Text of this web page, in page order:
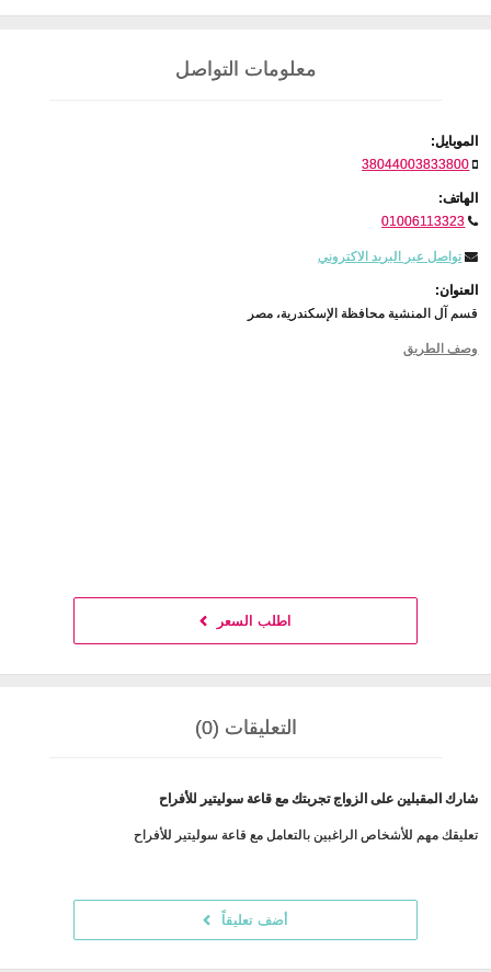
معلومات التواصل
الموبايل:
38044003833800
الهاتف:
01006113323
تواصل عبر البريد الاكتروني
العنوان:
قسم آل المنشية محافظة الإسكندرية، مصر
وصف الطريق
اطلب السعر
التعليقات (0)
شارك المقبلين على الزواج تجربتك مع قاعة سوليتير للأفراح
تعليقك مهم للأشخاص الراغبين بالتعامل مع قاعة سوليتير للأفراح
أضف تعليقاً